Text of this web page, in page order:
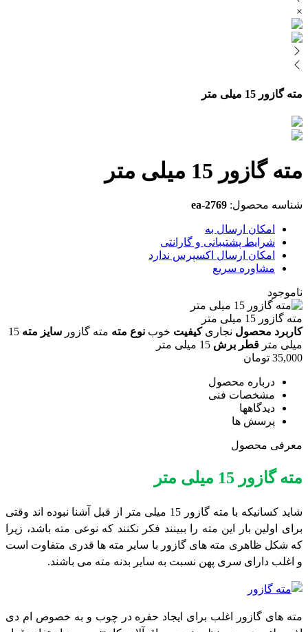
×
مته گازور 15 میلی متر
مته گازور 15 میلی متر
شناسه محصول: ea-2769
امکان ارسال به
شرایط پشتیبانی و گارانتی
امکان ارسال اکسپرس ندارد
مشاوره سریع
ناموجود
مته گازور 15 میلی متر
کاربرد محصول نجاری کیفیت خوب نوع مته مته گازور سایز مته 15
میلی متر قطر برش
35,000 تومان
درباره محصول
مشخصات فنی
دیدگاهها
پرسش ها
معرفی محصول
مته گازور 15 میلی متر
شاید کسانیکه با مته گازور 15 میلی متر از قبل آشنا نبوده اند وقتی
برای اولین بار این مته را ببینند فکر نکنند که نوعی مته باشد، زیرا
که شکل ظاهری مته های گازور با سایر مته ها قدری متفاوت است
و اغلب دارای سری پهن نسبت به سایر بدنه مته می باشند.
مته های گازور اغلب برای ایجاد حفره در چوب و به خصوص ام دی